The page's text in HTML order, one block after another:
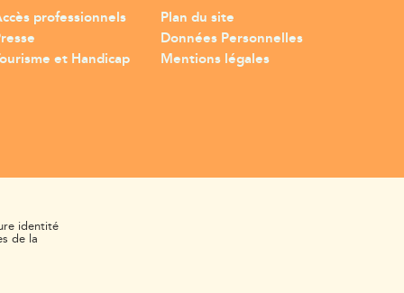
professionnels
et Handicap
Plan du site
Données Personnelles
Mentions légales
identité
de la